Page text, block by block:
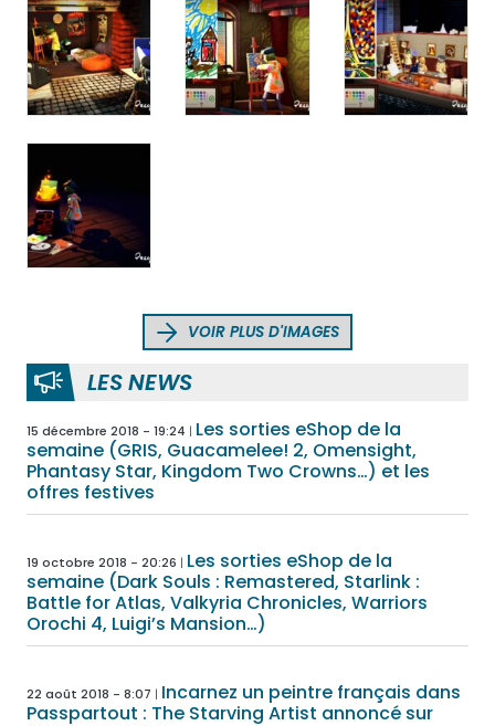
VOIR PLUS D'IMAGES
LES NEWS
15 décembre 2018 - 19:24
Les sorties eShop de la
semaine (GRIS, Guacamelee! 2, Omensight,
Phantasy Star, Kingdom Two Crowns…) et les
offres festives
19 octobre 2018 - 20:26
Les sorties eShop de la
semaine (Dark Souls : Remastered, Starlink :
Battle for Atlas, Valkyria Chronicles, Warriors
Orochi 4, Luigi’s Mansion…)
22 août 2018 - 8:07
Incarnez un peintre français dans
Passpartout : The Starving Artist annoncé sur